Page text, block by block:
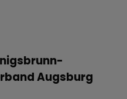
Augsburg